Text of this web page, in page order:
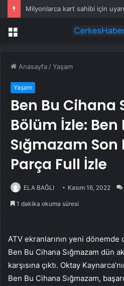
Menü
Anasayfa /Yaşam
Yaşam
Ben Bu Cihana
Bölüm İzle:
Sığmazam
Parça Full İzle
ELA BAĞLI Kasım 16, 2022
1 dakika okuma süresi
ATV ekranlarının yeni
Ben Bu Cihana Sığmazam dün
karşısına çıktı. Oktay
Ben Bu Cihana Sığmazam,